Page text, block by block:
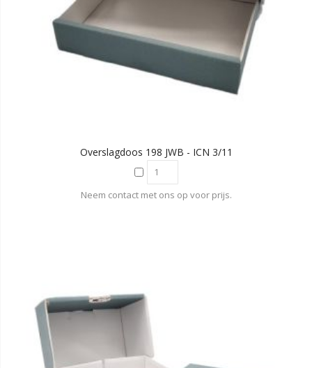
Overslagdoos 198 JWB - ICN 3/11
Neem contact met ons op voor prijs.